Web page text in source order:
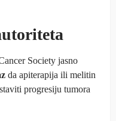
Society jasno
da apiterapija ili melitin
progresiju tumora